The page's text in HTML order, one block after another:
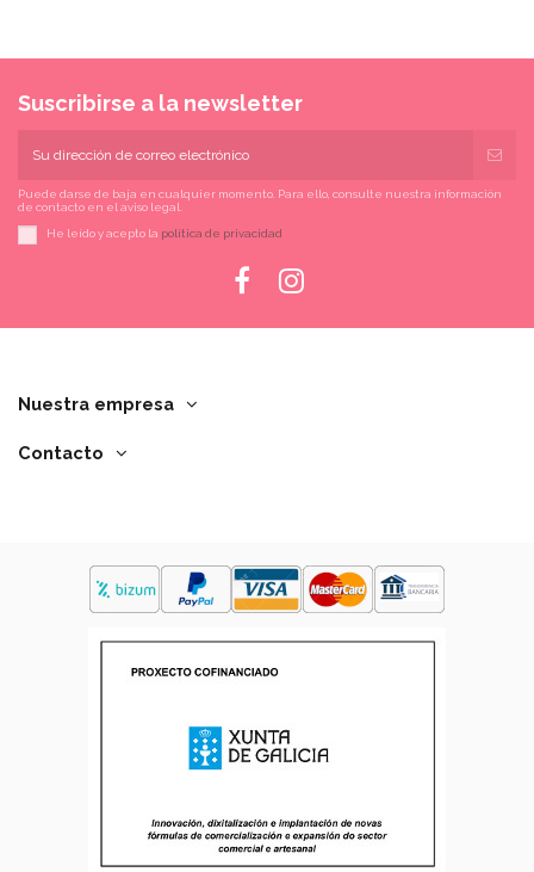
Suscribirse a la newsletter
Puede darse de baja en cualquier momento. Para ello, consulte nuestra información
de contacto en el aviso legal.
He leído y acepto la política de privacidad
Nuestra empresa
Contacto